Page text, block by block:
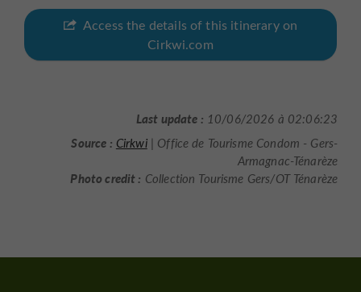
Access the details of this itinerary on
Cirkwi.com
Last update : 10/06/2026 à 02:06:23
Source : Cirkwi| Office de Tourisme Condom - Gers-
Armagnac-Ténarèze
Photo credit : Collection Tourisme Gers/OT Ténarèze